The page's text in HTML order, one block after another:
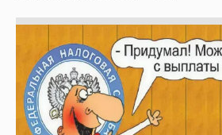
Зачем нам вообще
как работают наши
заикаемся о защите прав)